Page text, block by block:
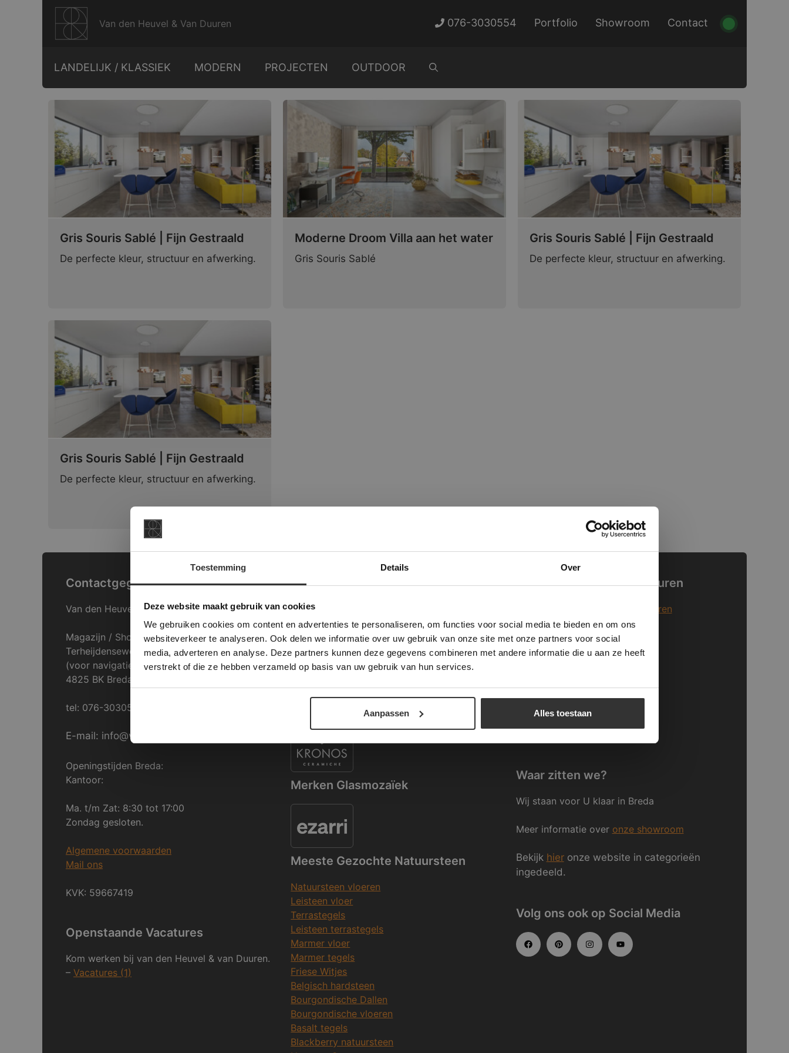
Toestemming Details Over
Deze website maakt gebruik van cookies
We gebruiken cookies om content en advertenties te personaliseren, om functies voor social media te bieden en om ons
websiteverkeer te analyseren. Ook delen we informatie over uw gebruik van onze site met onze partners voor social
media, adverteren en analyse. Deze partners kunnen deze gegevens combineren met andere informatie die u aan ze heeft
verstrekt of die ze hebben verzameld op basis van uw gebruik van hun services.
Aanpassen Alles toestaan
Van den Heuvel & Van Duuren 076-3030554 Portfolio Showroom Contact
LANDELIJK / KLASSIEK MODERN PROJECTEN OUTDOOR
Gris Souris Sablé | Fijn Gestraald
De perfecte kleur, structuur en afwerking.
Moderne Droom Villa aan het water
Gris Souris Sablé
Gris Souris Sablé | Fijn Gestraald
De perfecte kleur, structuur en afwerking.
Gris Souris Sablé | Fijn Gestraald
De perfecte kleur, structuur en afwerking.
Contactgegevens
Van den Heuvel & Van Duuren
Magazijn / Showroom:
Terheijdenseweg 469
(voor navigatie: Hazepad 17)
4825 BK Breda
tel: 076-3030554
E-mail: info@vdh-vd.nl
Openingstijden Breda:
Kantoor:
Ma. t/m Zat: 8:30 tot 17:00
Zondag gesloten.
Algemene voorwaarden
Mail ons
KVK: 59667419
Openstaande Vacatures
Kom werken bij van den Heuvel & van Duuren.
– Vacatures (1)
Merken Keramiek Vloertegels
Merken Keramiek Terrastegels
Merken Glasmozaïek
Meeste Gezochte Natuursteen
Natuursteen vloeren
Leisteen vloer
Terrastegels
Leisteen terrastegels
Marmer vloer
Marmer tegels
Friese Witjes
Belgisch hardsteen
Bourgondische Dallen
Bourgondische vloeren
Basalt tegels
Blackberry natuursteen
Van den Heuvel & Van Duuren
Over Van den Heuvel & Van Duuren
Ons Assortiment
Onze Showrooms
Natuursteen verwerken
Kunstgras
Waar zitten we?
Wij staan voor U klaar in Breda
Meer informatie over onze showroom
Bekijk hieronze website in categorieën
ingedeeld.
Volg ons ook op Social Media
×
Deze website maakt gebruik van cookies.
Deze website gebruikt cookies om de gebruikerservaring te verbeteren. Door gebruik te maken van
onze website geeft u toestemming voor alle cookies in overeenstemming met ons cookiebeleid.
verder
ALLES ACCEPTEREN ALLES AFWIJZEN